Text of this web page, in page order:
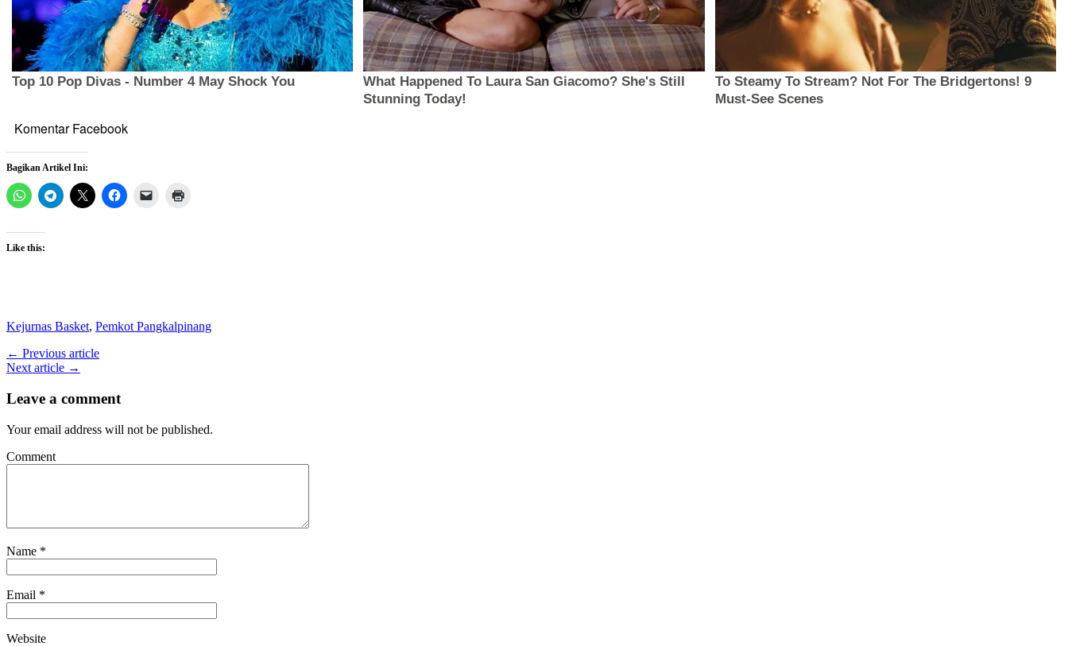
Komentar Facebook
Bagikan Artikel Ini:
Like this:
Kejurnas Basket, Pemkot Pangkalpinang
← Previous article
Next article →
Leave a comment
Your email address will not be published.
Comment
Name *
Email *
Website